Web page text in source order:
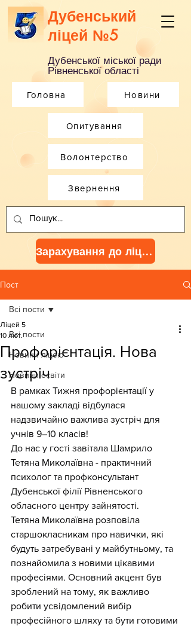
Дубенський
ліцей №5
Дубенської міської ради
Рівненської області
Головна Новини
Опитування
Зарахування до ліцею
Волонтерство
Звернення
Пост
Всі пости
Новини ліцею
Новини освіти
Всі пости
Профорієнтація. Нова
зустріч
Ліцей 5
10 лют.
В рамках Тижня профорієнтації у
нашому закладі відбулася
надзвичайно важлива зустріч для
учнів 9–10 класів!
До нас у гості завітала Шамрило
Тетяна Миколаївна - практичний
психолог та профконсультант
Дубенської філії Рівненського
обласного центру зайнятості.
Тетяна Миколаївна розповіла
старшокласникам про навички, які
будуть затребувані у майбутньому, та
познайомила з новими цікавими
професіями. Основний акцент був
зроблений на тому, як важливо
робити усвідомлений вибір
професійного шляху та бути готовими